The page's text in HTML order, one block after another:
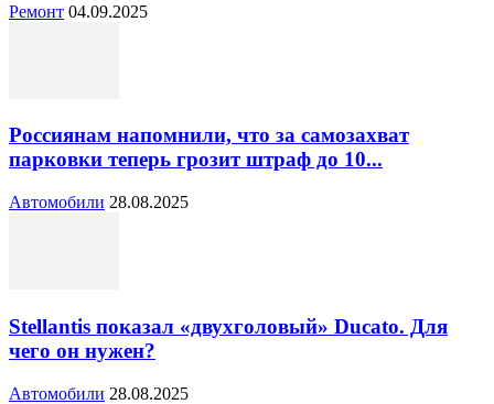
Ремонт 04.09.2025
Россиянам напомнили, что за самозахват
парковки теперь грозит штраф до 10...
Автомобили 28.08.2025
Stellantis показал «двухголовый» Ducato. Для
чего он нужен?
Автомобили 28.08.2025